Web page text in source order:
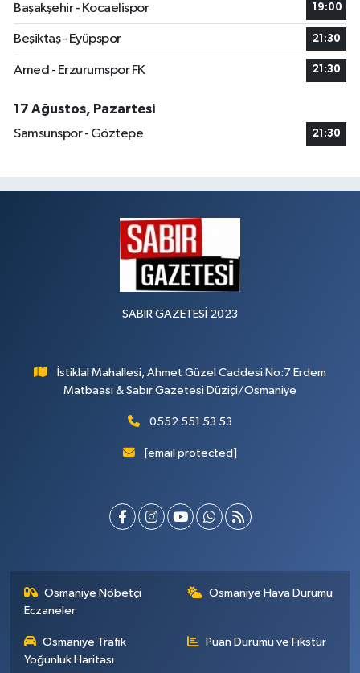
Başakşehir - Kocaelispor
19:00
Beşiktaş - Eyüpspor 21:30
Amed - Erzurumspor FK 21:30
17 Ağustos, Pazartesi
Samsunspor - Göztepe
21:30
SABIR GAZETESİ 2023
İstiklal Mahallesi, Ahmet Güzel Caddesi No:7 Erdem
Matbaası & Sabır Gazetesi Düziçi/Osmaniye
0552 551 53 53
[email protected]
Osmaniye Nöbetçi
Eczaneler
Osmaniye Hava Durumu
Osmaniye Trafik
Yoğunluk Haritası
Puan Durumu ve Fikstür